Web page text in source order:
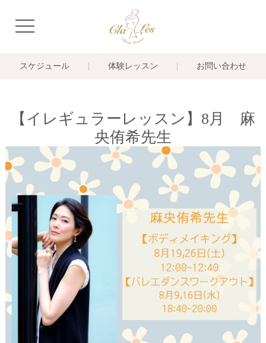
navigation
スケジュール 体験レッスン お問い合わせ
【イレギュラーレッスン】8月 麻
央侑希先生